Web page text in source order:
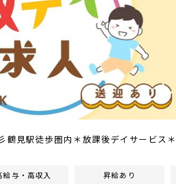
鶴見駅徒歩圏内＊放課後デイサービス
給与・高収入 昇給あり